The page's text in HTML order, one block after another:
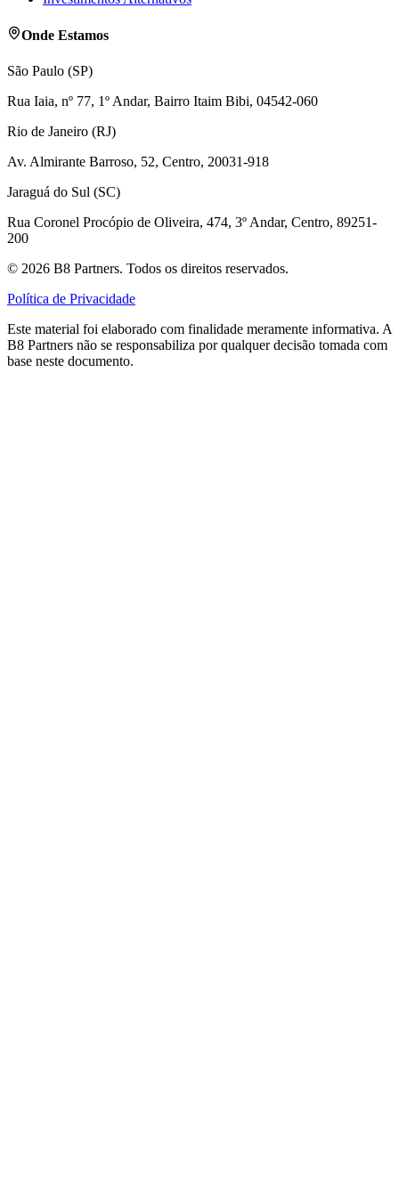
Onde Estamos
São Paulo (SP)
Rua Iaia, nº 77, 1º Andar, Bairro Itaim Bibi, 04542-060
Rio de Janeiro (RJ)
Av. Almirante Barroso, 52, Centro, 20031-918
Jaraguá do Sul (SC)
Rua Coronel Procópio de Oliveira, 474, 3º Andar, Centro, 89251-
200
© 2026 B8 Partners. Todos os direitos reservados.
Política de Privacidade
Este material foi elaborado com finalidade meramente informativa. A
B8 Partners não se responsabiliza por qualquer decisão tomada com
base neste documento.